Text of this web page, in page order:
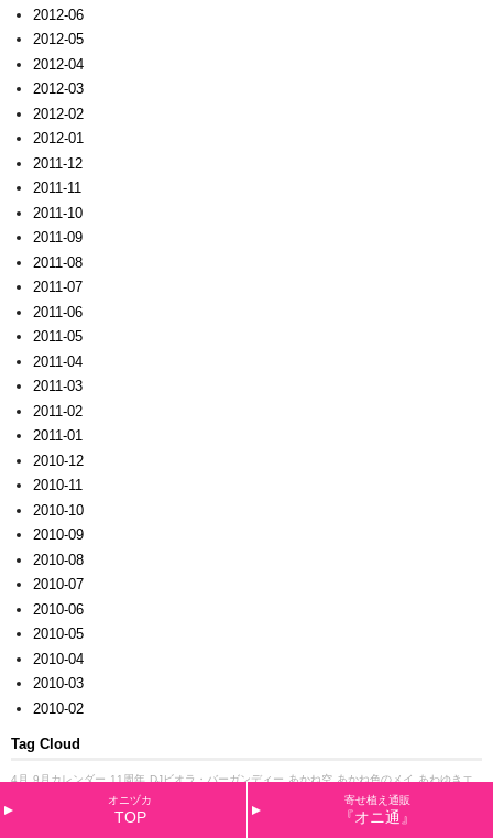
2012-06
2012-05
2012-04
2012-03
2012-02
2012-01
2011-12
2011-11
2011-10
2011-09
2011-08
2011-07
2011-06
2011-05
2011-04
2011-03
2011-02
2011-01
2010-12
2010-11
2010-10
2010-09
2010-08
2010-07
2010-06
2010-05
2010-04
2010-03
2010-02
Tag Cloud
4月 9月カレンダー 11周年 DJビオラ・バーガンディー あかね空 あかね色のメイ
あわゆきエ
お正月バージョン くれないロンド ご挨拶
草・プリマ
さざなみ さにべる すい～つビオラ ぜんざい つぶらなタヌキ
ひらりモモ みかんちゃん みさき ゆうぜん
オニヅカ
TOP
寄せ植え通販
『オニ通』